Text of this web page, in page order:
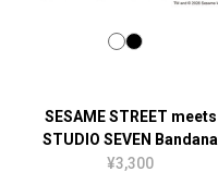
SESAME STREET meets
STUDIO SEVEN Bandana
¥3,300